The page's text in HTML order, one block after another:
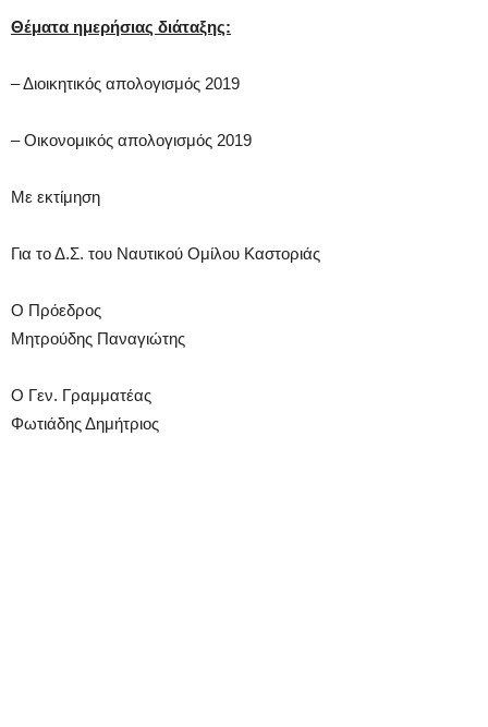
Θέματα ημερήσιας διάταξης:
– Διοικητικός απολογισμός 2019
– Οικονομικός απολογισμός 2019
Με εκτίμηση
Για το Δ.Σ. του Ναυτικού Ομίλου Καστοριάς
Ο Πρόεδρος
Μητρούδης Παναγιώτης
Ο Γεν. Γραμματέας
Φωτιάδης Δημήτριος